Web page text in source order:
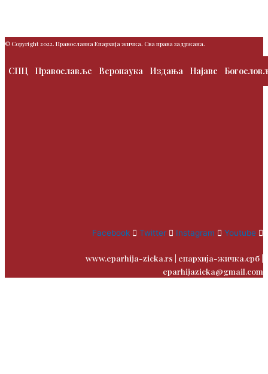
© Copyright 2022. Православна Епархија жичка. Сва права задржана.
СПЦ Православље Веронаука Издања Најаве
Facebook Twitter Instagram Youtube
www.eparhija-zicka.rs | епархија-жичка.срб |
eparhijazicka@gmail.com